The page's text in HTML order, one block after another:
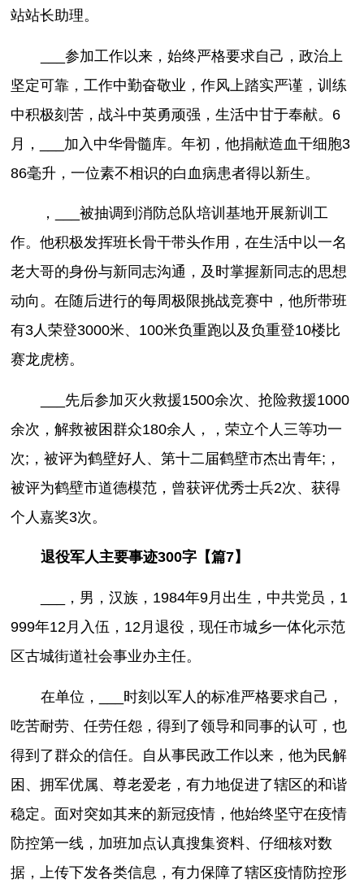
站站长助理。
___参加工作以来，始终严格要求自己，政治上
坚定可靠，工作中勤奋敬业，作风上踏实严谨，训练
中积极刻苦，战斗中英勇顽强，生活中甘于奉献。6
月，___加入中华骨髓库。年初，他捐献造血干细胞3
86毫升，一位素不相识的白血病患者得以新生。
，___被抽调到消防总队培训基地开展新训工
作。他积极发挥班长骨干带头作用，在生活中以一名
老大哥的身份与新同志沟通，及时掌握新同志的思想
动向。在随后进行的每周极限挑战竞赛中，他所带班
有3人荣登3000米、100米负重跑以及负重登10楼比
赛龙虎榜。
___先后参加灭火救援1500余次、抢险救援1000
余次，解救被困群众180余人，，荣立个人三等功一
次;，被评为鹤壁好人、第十二届鹤壁市杰出青年;，
被评为鹤壁市道德模范，曾获评优秀士兵2次、获得
个人嘉奖3次。
退役军人主要事迹300字【篇7】
___，男，汉族，1984年9月出生，中共党员，1
999年12月入伍，12月退役，现任市城乡一体化示范
区古城街道社会事业办主任。
在单位，___时刻以军人的标准严格要求自己，
吃苦耐劳、任劳任怨，得到了领导和同事的认可，也
得到了群众的信任。自从事民政工作以来，他为民解
困、拥军优属、尊老爱老，有力地促进了辖区的和谐
稳定。面对突如其来的新冠疫情，他始终坚守在疫情
防控第一线，加班加点认真搜集资料、仔细核对数
据，上传下发各类信息，有力保障了辖区疫情防控形